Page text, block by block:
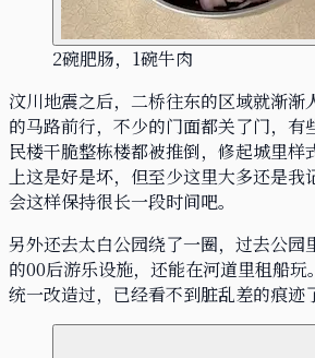
2碗肥肠，1碗牛肉
汶川地震之后，二桥往东的区域就渐渐
的马路前行，不少的门面都关了门，有
民楼干脆整栋楼都被推倒，修起城里样
上这是好是坏，但至少这里大多还是
会这样保持很长一段时间吧。
另外还去太白公园绕了一圈，过去公园
的00后游乐设施，还能在河道里租船
统一改造过，已经看不到脏乱差的痕迹